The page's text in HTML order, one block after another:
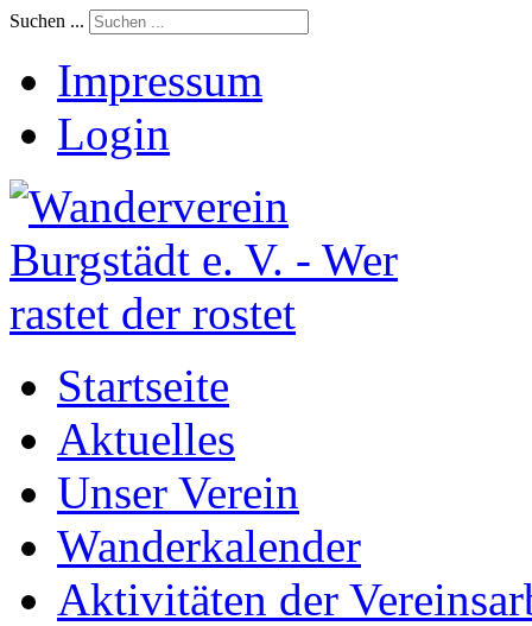
Suchen ...
Impressum
Login
Startseite
Aktuelles
Unser Verein
Wanderkalender
Aktivitäten der